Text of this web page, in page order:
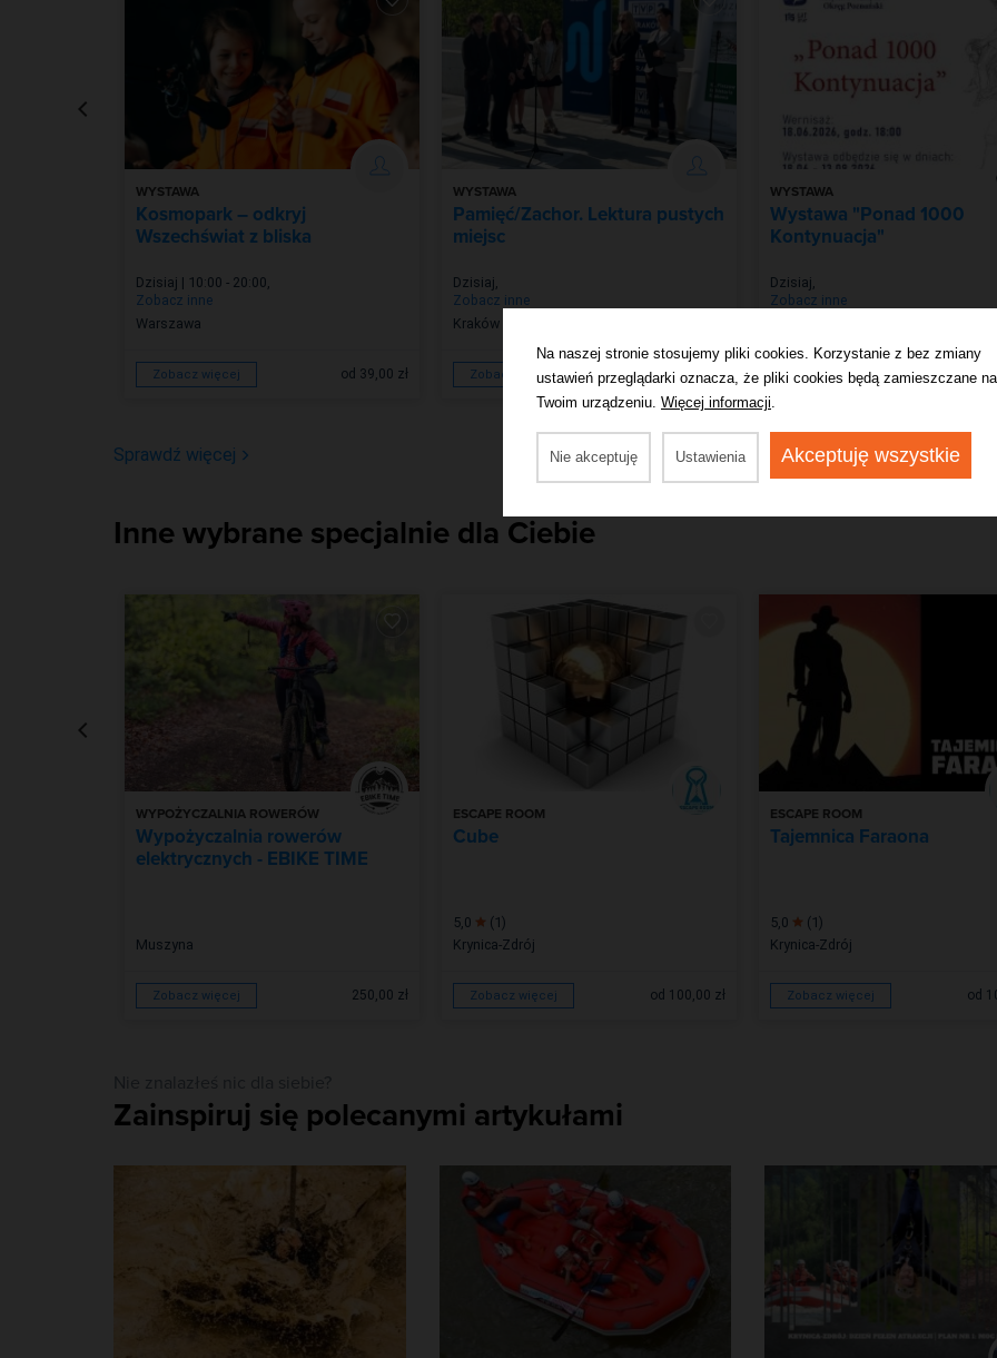
WYSTAWA
Kosmopark – odkryj
Wszechświat z bliska
Dzisiaj | 10:00 - 20:00,
Zobacz inne
Warszawa
Zobacz więcej od 39,00 zł
WYSTAWA
Pamięć/Zachor. Lektura pustych
miejsc
Dzisiaj,
Zobacz inne
Kraków
Zobacz więcej
WYSTAWA
Wystawa "Ponad 1000
Kontynuacja"
Dzisiaj,
Zobacz inne
Zobacz więcej
Sprawdź więcej
Inne wybrane specjalnie dla Ciebie
WYPOŻYCZALNIA ROWERÓW
Wypożyczalnia rowerów
elektrycznych - EBIKE TIME
Muszyna
Zobacz więcej 250,00 zł
ESCAPE ROOM
Cube
5,0
(1)
Krynica-Zdrój
Zobacz więcej od 100,00 zł
ESCAPE ROOM
Tajemnica Faraona
5,0
(1)
Krynica-Zdrój
Zobacz więcej od
Zainspiruj się polecanymi artykułami
Na naszej stronie stosujemy pliki cookies. Korzystanie z bez zmiany
ustawień przeglądarki oznacza, że pliki cookies będą zamieszczane na
Twoim urządzeniu. Więcej informacji
Nie akceptuję Ustawienia Akceptuję wszystkie